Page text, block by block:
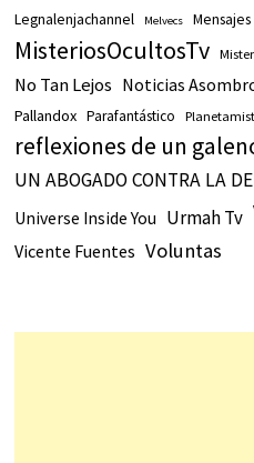
Legnalenjachannel Melvecs
MisteriosOcultosTv
No Tan Lejos Noticias
Pallandox Parafantástico
reflexiones de un
UN ABOGADO CONTRA LA
Universe Inside You Urmah Tv
Vicente Fuentes Voluntas